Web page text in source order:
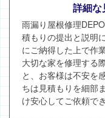
詳細な
雨漏り屋根修理
積もりの提出と説明
にご納得した上で作
大切な家を修理する
と、お客様は不安を
ちは見積もりを細部
け安心してご依頼で